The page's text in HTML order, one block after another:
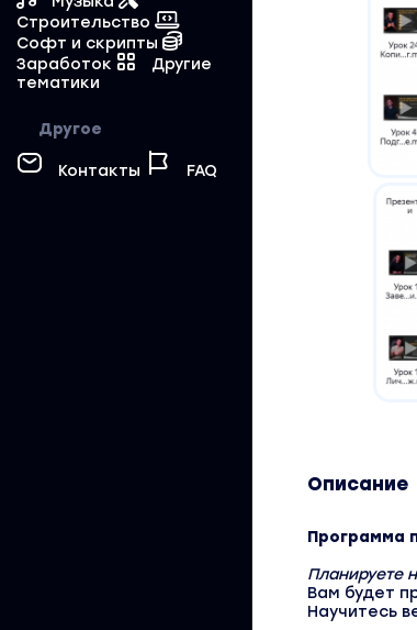
Строительство
Софт и скрипты
Заработок
Другие
тематики
Другое
Контакты FAQ
Описание
Программа
Планируете
Вам будет
Научитесь